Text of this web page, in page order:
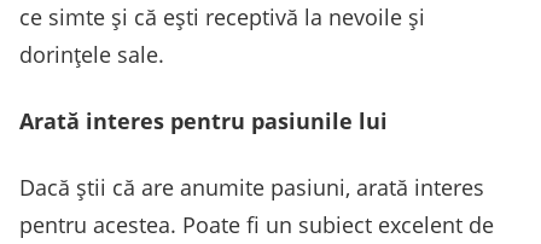
ce simte și că ești receptivă la nevoile și
dorințele sale.
Arată interes pentru pasiunile lui
Dacă știi că are anumite pasiuni, arată interes
pentru acestea. Poate fi un subiect excelent de